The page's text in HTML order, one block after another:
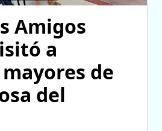
Amigos
a
de
del